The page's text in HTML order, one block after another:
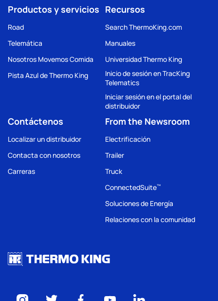
Productos y servicios
Road
Telemática
Nosotros Movemos Comida
Pista Azul de Thermo King
Recursos
Search ThermoKing.com
Manuales
Universidad Thermo King
Inicio de sesión en TracKing
Telematics
Iniciar sesión en el portal del
distribuidor
Contáctenos
Localizar un distribuidor
Contacta con nosotros
Carreras
From the Newsroom
Electrificación
Trailer
Truck
ConnectedSuite™
Soluciones de Energía
Relaciones con la comunidad